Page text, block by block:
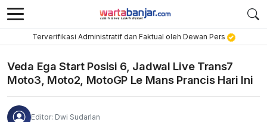
Terverifikasi Administratif dan Faktual oleh Dewan Pers
Veda Ega Start Posisi 6, Jadwal Live Trans7
Moto3, Moto2, MotoGP Le Mans Prancis Hari Ini
Editor: Dwi Sudarlan